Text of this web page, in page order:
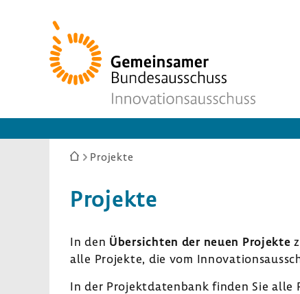
Zur
Startseite
Sie
hier:
Projekte
Projekte
In den Über­sichten der neuen Projekte
alle Projekte, die vom
In der Projekt­da­ten­bank finden Sie